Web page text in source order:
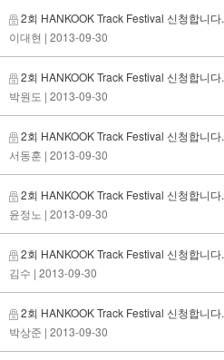
2회 HANKOOK Track Festival 신청합니다.
이대현 | 2013-09-30
2회 HANKOOK Track Festival 신청합니다.
박원도 | 2013-09-30
2회 HANKOOK Track Festival 신청합니다.
서동훈 | 2013-09-30
2회 HANKOOK Track Festival 신청합니다.
윤정노 | 2013-09-30
2회 HANKOOK Track Festival 신청합니다.
김수 | 2013-09-30
2회 HANKOOK Track Festival 신청합니다.
박상준 | 2013-09-30